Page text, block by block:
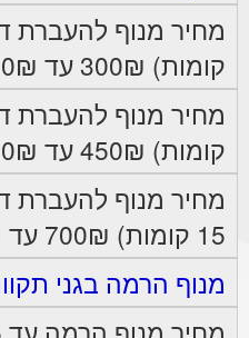
קומות) 300₪ עד 800₪
קומות) 450₪ עד 1100₪
15 קומות) 700₪ עד 1400₪
מנוף הרמה בגני